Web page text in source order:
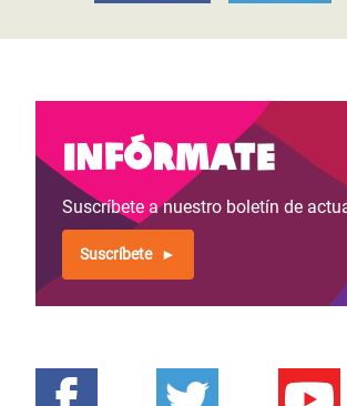
Infórmate
Suscríbete a nuestro boletín de
Suscríbete